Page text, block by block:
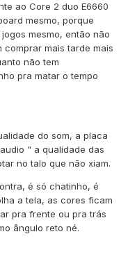
ao Core 2 duo E6660
mesmo, porque
mesmo, então não
mais tarde mais
não tem
pra matar o tempo
do som, a placa
" a qualidade das
no talo que não xiam.
é só chatinho, é
a tela, as cores ficam
pra frente ou pra trás
ângulo reto né.